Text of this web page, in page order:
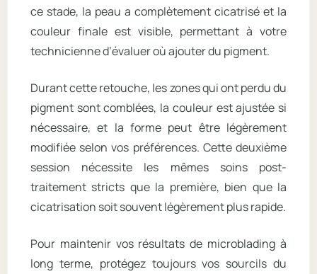
ce stade, la peau a complètement cicatrisé et la
couleur finale est visible, permettant à votre
technicienne d’évaluer où ajouter du pigment.
Durant cette retouche, les zones qui ont perdu du
pigment sont comblées, la couleur est ajustée si
nécessaire, et la forme peut être légèrement
modifiée selon vos préférences. Cette deuxième
session nécessite les mêmes soins post-
traitement stricts que la première, bien que la
cicatrisation soit souvent légèrement plus rapide.
Pour maintenir vos résultats de microblading à
long terme, protégez toujours vos sourcils du